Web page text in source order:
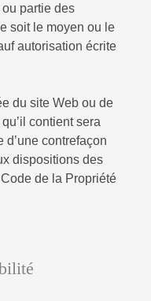
partie des
soit le moyen ou le
autorisation écrite
du site Web ou de
contient sera
contrefaçon
dispositions des
de la Propriété